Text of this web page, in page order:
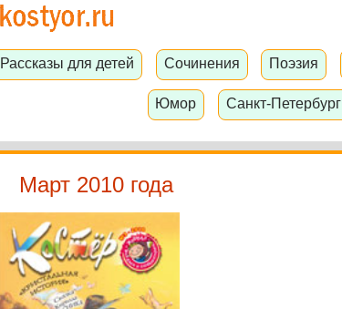
Рассказы для детей Сочинения Поэзия
Юмор Санкт-Петербург
Март 2010 года